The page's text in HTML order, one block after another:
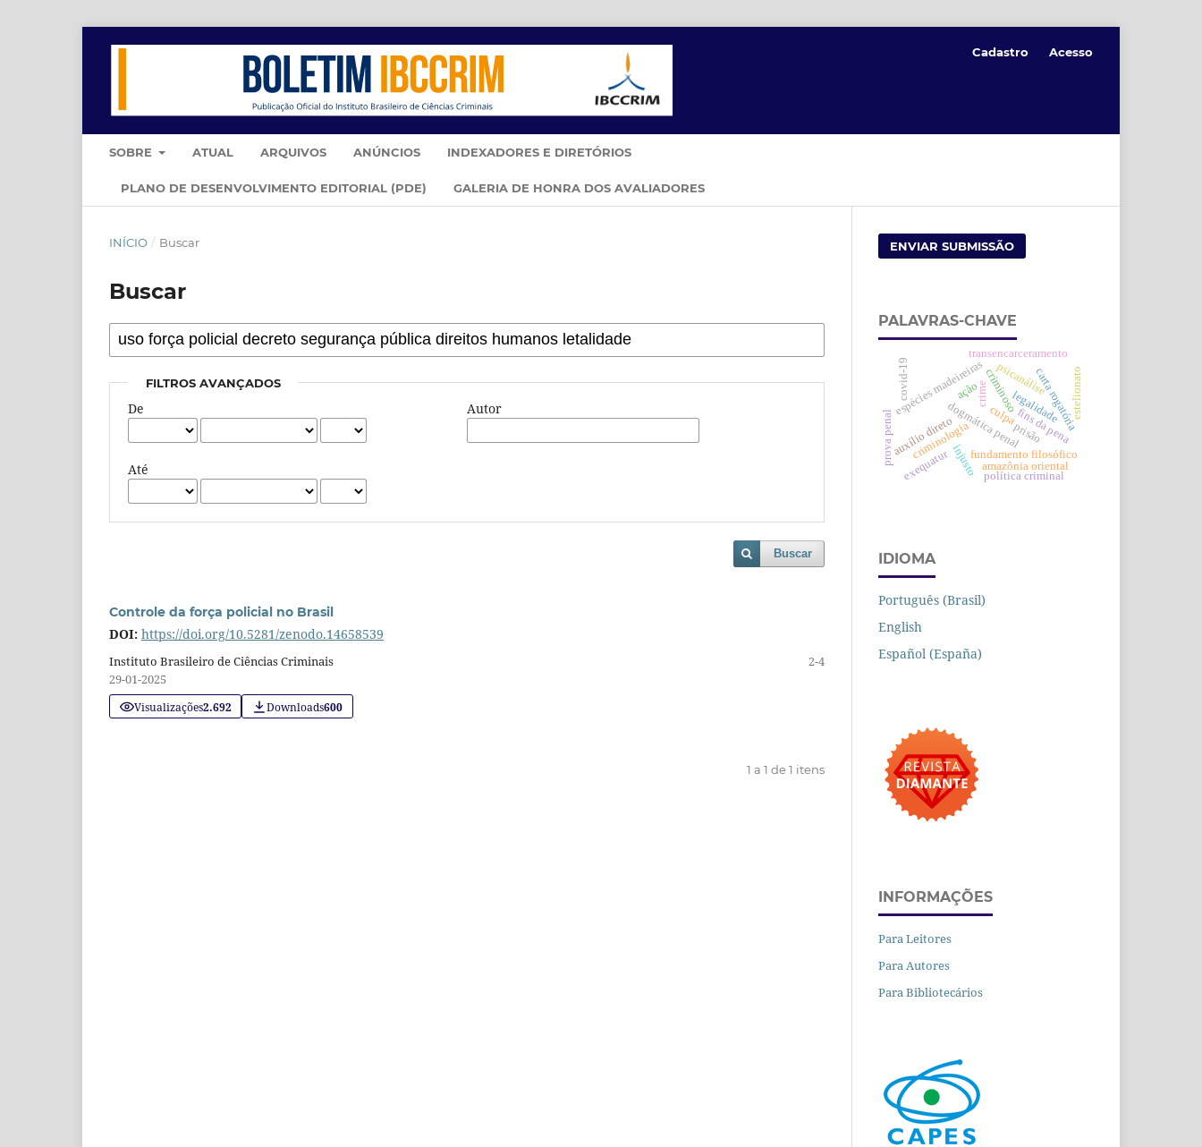
SOBRE ATUAL ARQUIVOS ANÚNCIOS INDEXADORES E DIRETÓRIOS
PLANO DE DESENVOLVIMENTO EDITORIAL (PDE) GALERIA DE HONRA DOS AVALIADORES
Cadastro Acesso
INÍCIO / Buscar
Buscar
FILTROS AVANÇADOS
De
Até
Autor
Buscar
Controle da força policial no Brasil
DOI: https://doi.org/10.5281/zenodo.14658539
Instituto Brasileiro de Ciências Criminais
2-4
29-01-2025
Visualizações2.692 Downloads600
1 a 1 de 1 itens
ENVIAR SUBMISSÃO
PALAVRAS-CHAVE
açãocrime
dogmática penal
fundamento filosófico
criminologia
criminoso
psicanálise
injusto
culpa
transencarceramento
espécies madeireiras
amazônia oriental
fins da pena
política criminal
carta rogatória
auxílio direto
exequatur
legalidade estelionato
prisão
covid-19
prova penal
IDIOMA
Português (Brasil)
English
Español (España)
INFORMAÇÕES
Para Leitores
Para Autores
Para Bibliotecários